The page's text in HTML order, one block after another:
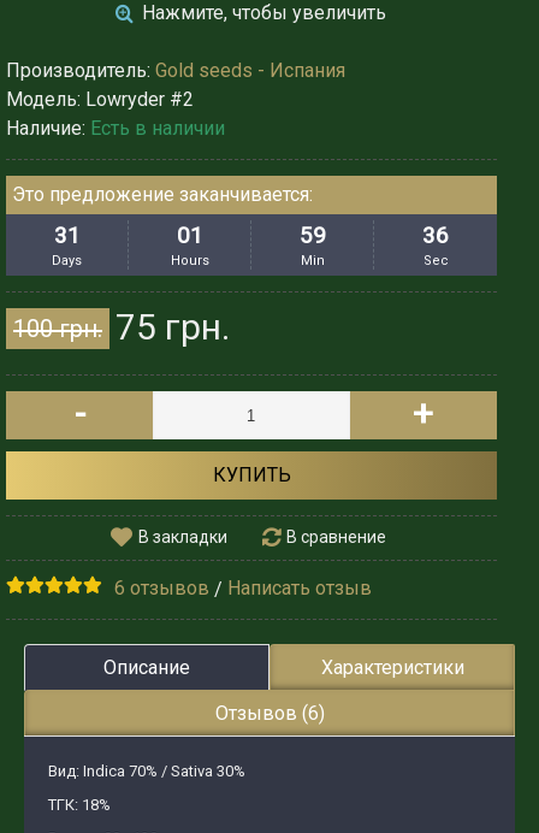
Нажмите, чтобы увеличить
Производитель: Gold seeds - Испания
Модель: Lowryder #2
Наличие: Есть в наличии
Это предложение заканчивается:
31
Days
01
Hours
59
Min
33
Sec
100 грн. 75 грн.
- +
КУПИТЬ
В закладки В сравнение
6 отзывов / Написать отзыв
Описание
Характеристики
Отзывов (6)
Вид: Indica 70% / Sativa 30%
ТГК: 18%